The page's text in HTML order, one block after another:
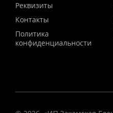
Реквизиты
Контакты
Политика
конфиденциальности